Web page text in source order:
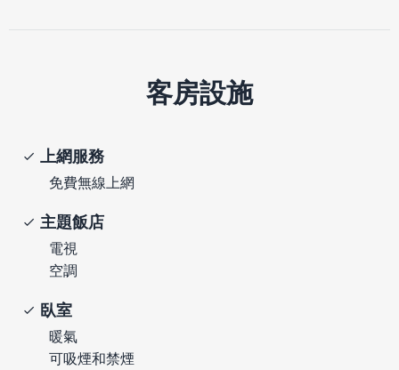
客房設施
上網服務
免費無線上網
主題飯店
電視
空調
臥室
暖氣
可吸煙和禁煙